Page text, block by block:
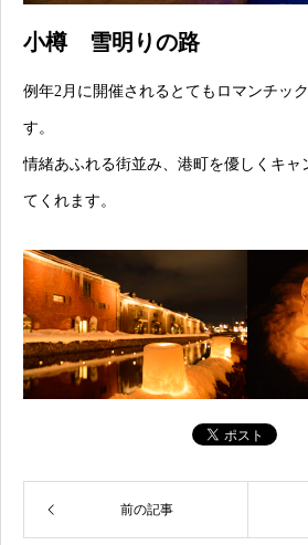
小樽 雪明りの路
例年2月に開催されるとてもロマンチッ
す。
情緒あふれる街並み、港町を優しくキャ
てくれます。
前の記事